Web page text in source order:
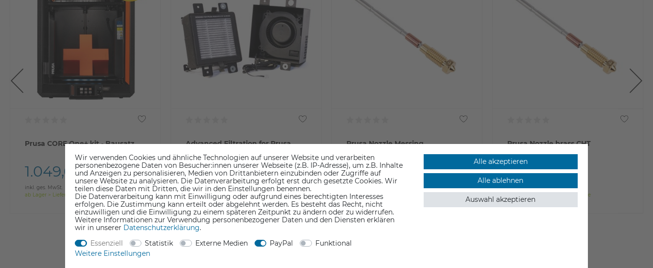
Prusa CORE One+ kit - Bausatz
1.049,00 €
inkl. ges. MwSt.
ab Lager > Lieferzeit 1-3 Werktage
Advanced Filtration for Prusa
CORE One
79,99 €
inkl. ges. MwSt.
ab Lager > Lieferzeit 1-3 Werktage
Prusa Nozzle Messing
24,90 €
ab Lager > Lieferzeit 1-3 Werktage
Prusa Nozzle brass CHT
29,90 €
inkl. ges. MwSt.
ab Lager > Lieferzeit 1-3 Werktage
Wir verwenden Cookies und ähnliche Technologien auf unserer Website und verarbeiten
personenbezogene Daten von Besucher:innen unserer Webseite (z.B. IP-Adresse), um z.B. Inhalte
und Anzeigen zu personalisieren, Medien von Drittanbietern einzubinden oder Zugriffe auf
unsere Website zu analysieren. Die Datenverarbeitung erfolgt erst durch gesetzte Cookies. Wir
teilen diese Daten mit Dritten, die wir in den Einstellungen benennen.
Die Datenverarbeitung kann mit Einwilligung oder aufgrund eines berechtigten Interesses
erfolgen. Die Zustimmung kann erteilt oder abgelehnt werden. Es besteht das Recht, nicht
einzuwilligen und die Einwilligung zu einem späteren Zeitpunkt zu ändern oder zu widerrufen.
Weitere Informationen zur Verwendung personenbezogener Daten und den Diensten erklären
wir in unserer Daten­schutz­erklärung.
Essenziell
Statistik Externe Medien PayPal
Funktional
Weitere Einstellungen
Alle akzeptieren
Alle ablehnen
Auswahl akzeptieren